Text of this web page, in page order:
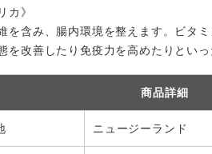
カ》
を含み、腸内環境を整えます。ビタ
を改善したり免疫力を高めたりといっ
商品詳細
ニュージーランド